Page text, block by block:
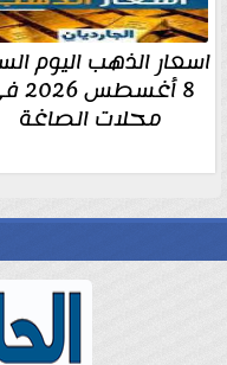
اسعار الذهب اليوم
8
محلات الصاغة